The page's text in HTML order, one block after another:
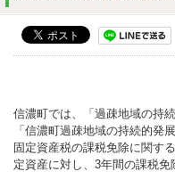
信濃町では、「過疎地域の持
「信濃町過疎地域の持続的発
固定資産税の課税免除に関す
定資産に対し、3年間の課税免